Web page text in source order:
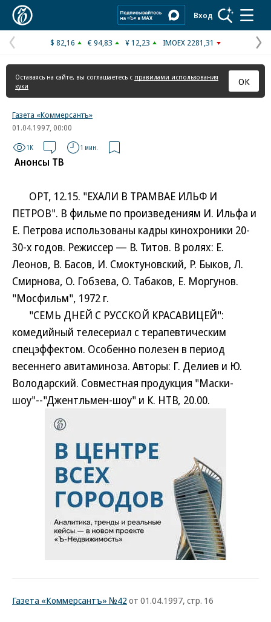
Вход
Предыдущая
страница
$ 82,16 € 94,83 ¥ 12,23 IMOEX 2281,31
Оставаясь на сайте, вы соглашаетесь с правилами использования
куки
ОК
Газета «Коммерсантъ»
01.04.1997, 00:00
1K 1 мин.
Анонсы ТВ
ОРТ, 12.15. "ЕХАЛИ В ТРАМВАЕ ИЛЬФ И
ПЕТРОВ". В фильме по произведениям И. Ильфа и
Е. Петрова использованы кадры кинохроники 20-
30-х годов. Режиссер — В. Титов. В ролях: Е.
Леонов, В. Басов, И. Смоктуновский, Р. Быков, Л.
Смирнова, О. Гобзева, О. Табаков, Е. Моргунов.
"Мосфильм", 1972 г.
"СЕМЬ ДНЕЙ С РУССКОЙ КРАСАВИЦЕЙ":
комедийный телесериал с терапевтическим
спецэффектом. Особенно полезен в период
весеннего авитаминоза. Авторы: Г. Делиев и Ю.
Володарский. Совместная продукция "Маски-
шоу"--"Джентльмен-шоу" и К. НТВ, 20.00.
Газета «Коммерсантъ» №42 от 01.04.1997, стр. 16